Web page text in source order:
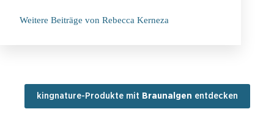
Weitere Beiträge von Rebecca Kerneza
kingnature-Produkte mit Braunalgen entdecken